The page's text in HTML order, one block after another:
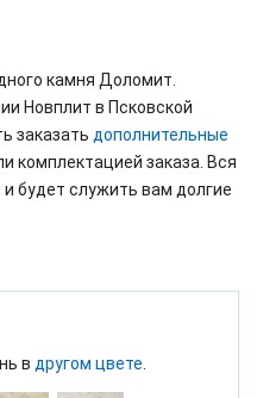
камня Доломит.
Новплит в Псковской
заказать дополнительные
комплектацией заказа. Вся
будет служить вам долгие
в другом цвете